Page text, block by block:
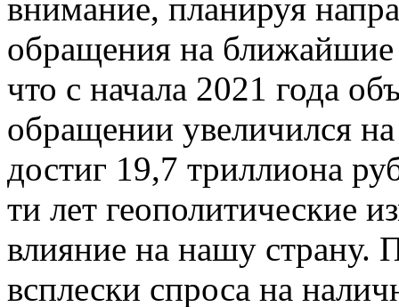
внимание, планируя
обращения на ближайшие
что с начала 2021 года
обращении увеличился
достиг 19,7 триллиона
ти лет геополитические
влияние на нашу страну.
всплески спроса на